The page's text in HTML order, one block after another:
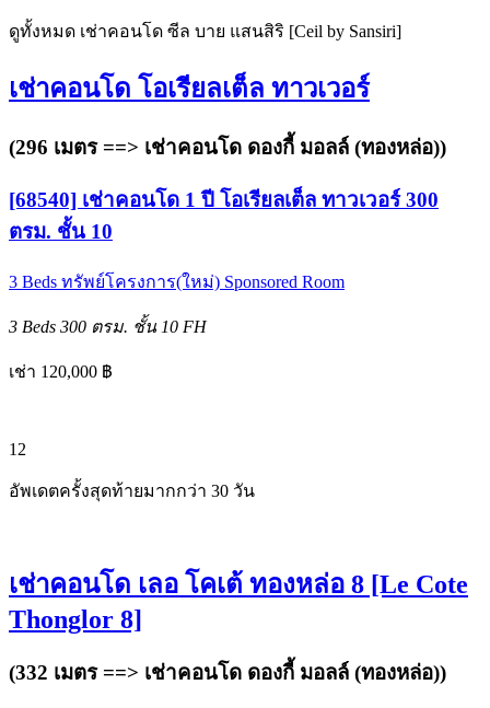
ดูทั้งหมด เช่าคอนโด ซีล บาย แสนสิริ [Ceil by Sansiri]
เช่าคอนโด โอเรียลเต็ล ทาวเวอร์
(296 เมตร ==> เช่าคอนโด ดองกี้ มอลล์ (ทองหล่อ))
[68540] เช่าคอนโด 1 ปี โอเรียลเต็ล ทาวเวอร์ 300
ตรม. ชั้น 10
3 Beds ทรัพย์โครงการ(ใหม่) Sponsored Room
3 Beds 300 ตรม. ชั้น 10 FH
เช่า 120,000 ฿
12
อัพเดตครั้งสุดท้ายมากกว่า 30 วัน
เช่าคอนโด เลอ โคเต้ ทองหล่อ 8 [Le Cote
Thonglor 8]
(332 เมตร ==> เช่าคอนโด ดองกี้ มอลล์ (ทองหล่อ))